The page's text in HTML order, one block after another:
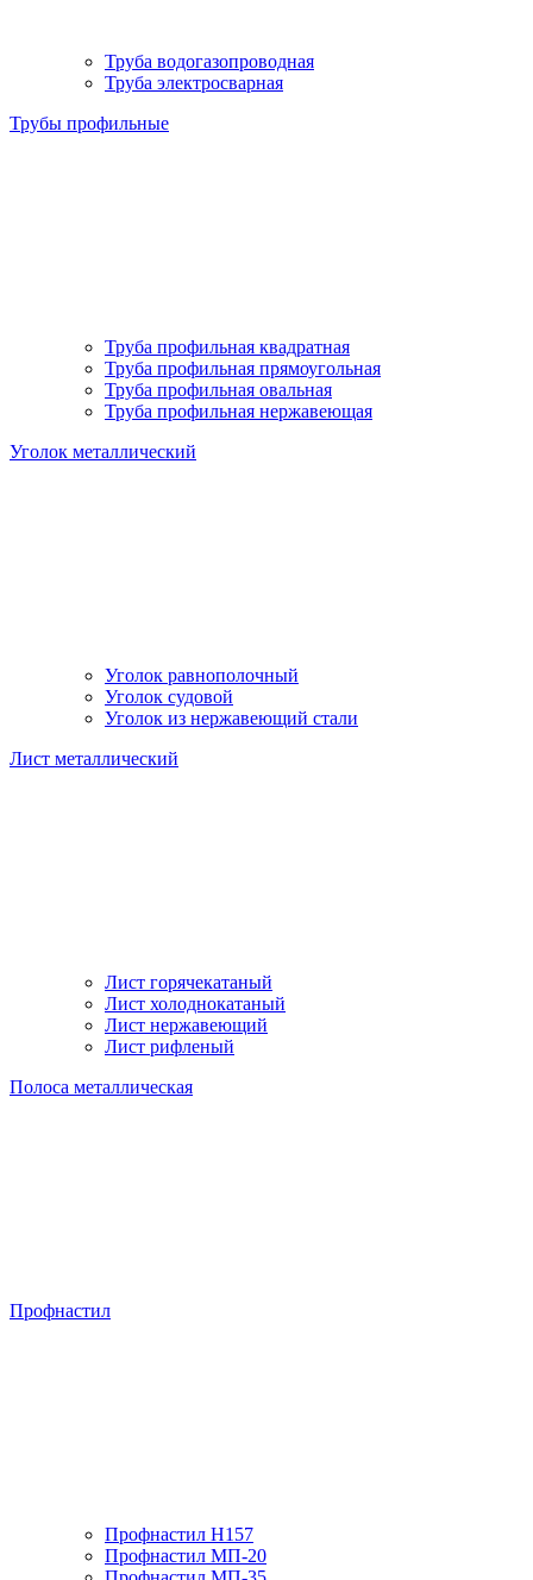
Труба водогазопроводная
Труба электросварная
Трубы профильные
Труба профильная квадратная
Труба профильная прямоугольная
Труба профильная овальная
Труба профильная нержавеющая
Уголок металлический
Уголок равнополочный
Уголок судовой
Уголок из нержавеющий стали
Лист металлический
Лист горячекатаный
Лист холоднокатаный
Лист нержавеющий
Лист рифленый
Полоса металлическая
Профнастил
Профнастил H157
Профнастил МП-20